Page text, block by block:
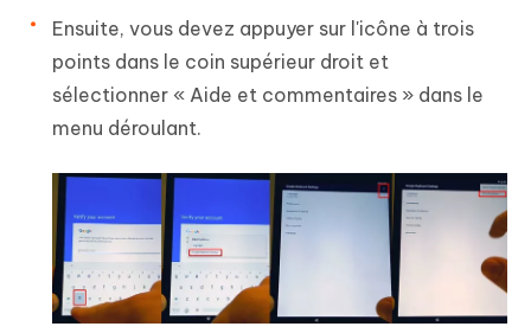
Ensuite, vous devez appuyer sur l'icône à trois
points dans le coin supérieur droit et
sélectionner « Aide et commentaires » dans le
menu déroulant.